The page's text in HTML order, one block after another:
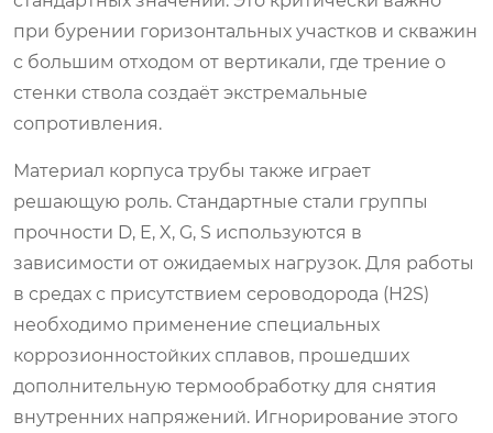
при бурении горизонтальных участков и скважин
с большим отходом от вертикали, где трение о
стенки ствола создаёт экстремальные
сопротивления.
Материал корпуса трубы также играет
решающую роль. Стандартные стали группы
прочности D, E, X, G, S используются в
зависимости от ожидаемых нагрузок. Для работы
в средах с присутствием сероводорода (H2S)
необходимо применение специальных
коррозионностойких сплавов, прошедших
дополнительную термообработку для снятия
внутренних напряжений. Игнорирование этого